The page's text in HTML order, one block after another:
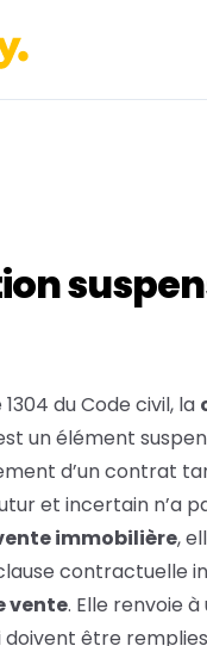
du Code civil, la
un élément
d’un contrat
et incertain n’a
immobilière,
contractuelle
vente. Elle renvoie
doivent être